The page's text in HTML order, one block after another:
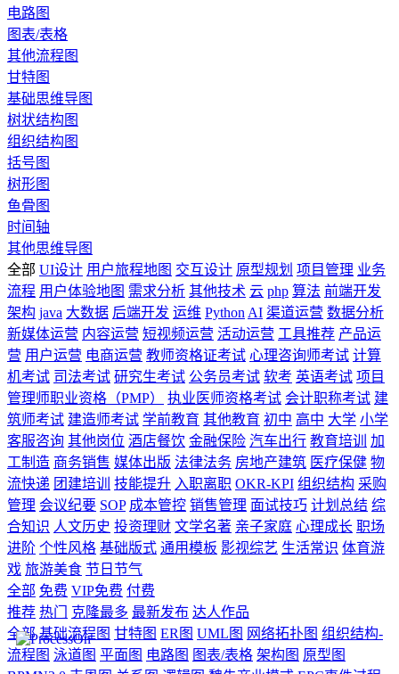
电路图
图表/表格
其他流程图
甘特图
基础思维导图
树状结构图
组织结构图
括号图
树形图
鱼骨图
时间轴
其他思维导图
全部 UI设计 用户旅程地图 交互设计 原型规划 项目管理 业务
流程 用户体验地图 需求分析 其他技术 云 php 算法 前端开发
架构 java 大数据 后端开发 运维 Python AI 渠道运营 数据分析
新媒体运营 内容运营 短视频运营 活动运营 工具推荐 产品运
营 用户运营 电商运营 教师资格证考试 心理咨询师考试 计算
机考试 司法考试 研究生考试 公务员考试 软考 英语考试 项目
管理师职业资格（PMP）
执业医师资格考试 会计职称考试 建
筑师考试 建造师考试 学前教育 其他教育 初中 高中 大学 小学
客服咨询 其他岗位 酒店餐饮 金融保险 汽车出行 教育培训
加
工制造 商务销售 媒体出版 法律法务 房地产建筑 医疗保健 物
流快递 团建培训 技能提升 入职离职 OKR-KPI 组织结构 采购
管理 会议纪要 SOP 成本管控 销售管理 面试技巧 计划总结 综
合知识 人文历史 投资理财 文学名著 亲子家庭 心理成长 职场
进阶 个性风格 基础版式 通用模板 影视综艺 生活常识 体育游
戏 旅游美食 节日节气
全部 免费 VIP免费 付费
推荐 热门 克隆最多 最新发布 达人作品
全部 基础流程图 甘特图 ER图 UML图 网络拓扑图 组织结构-
流程图 泳道图 平面图 电路图 图表/表格 架构图 原型图